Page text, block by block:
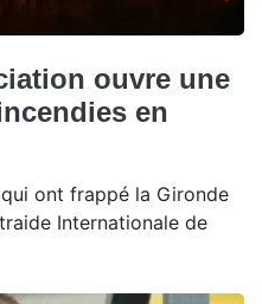
ouvre une
en
ont frappé la Gironde
Internationale de